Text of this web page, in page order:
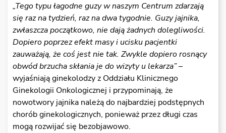
„Tego typu łagodne guzy w naszym Centrum zdarzają
się raz na tydzień, raz na dwa tygodnie. Guzy jajnika,
zwłaszcza początkowo, nie dają żadnych dolegliwości.
Dopiero poprzez efekt masy i ucisku pacjentki
zauważają, że coś jest nie tak. Zwykle dopiero rosnący
obwód brzucha skłania je do wizyty u lekarza”–
wyjaśniają ginekolodzy z Oddziału Klinicznego
Ginekologii Onkologicznej i przypominają, że
nowotwory jajnika należą do najbardziej podstępnych
chorób ginekologicznych, ponieważ przez długi czas
mogą rozwijać się bezobjawowo.